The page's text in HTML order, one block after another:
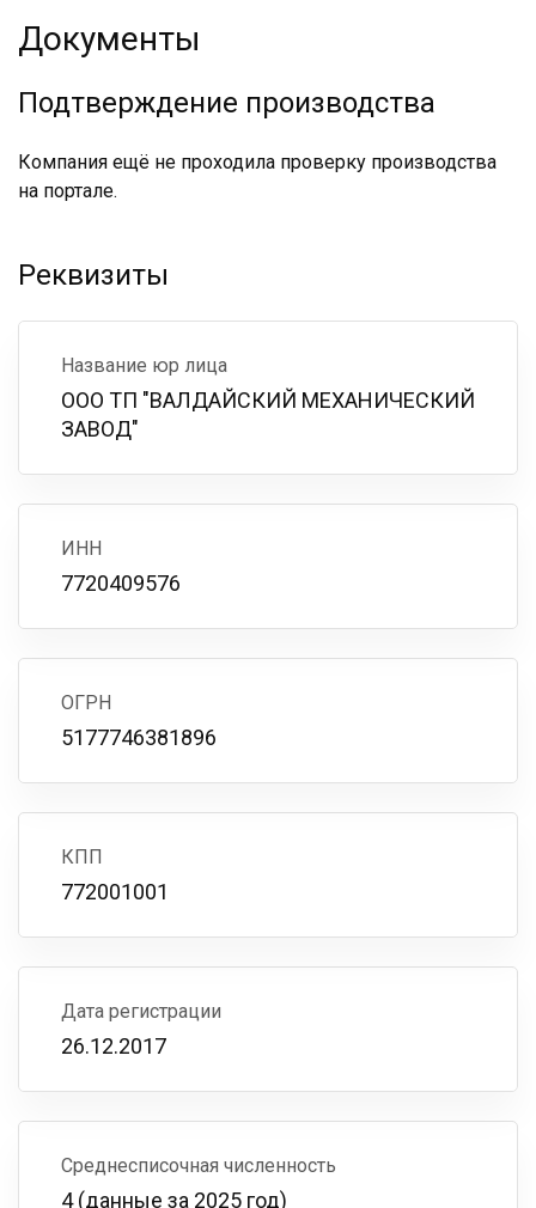
Документы
Подтверждение производства
Компания ещё не проходила проверку производства
на портале.
Реквизиты
Название юр лица
ООО ТП "ВАЛДАЙСКИЙ МЕХАНИЧЕСКИЙ
ЗАВОД"
ИНН
7720409576
ОГРН
5177746381896
КПП
772001001
Дата регистрации
26.12.2017
Среднесписочная численность
4 (данные за 2025 год)